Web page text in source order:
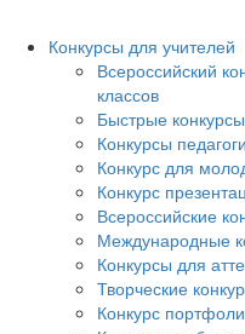
Конкурсы для учителей
Всероссийский
классов
Быстрые
Конкурсы
Конкурс для
Конкурс
Всероссийские
Международные
Конкурсы для
Творческие
Конкурс